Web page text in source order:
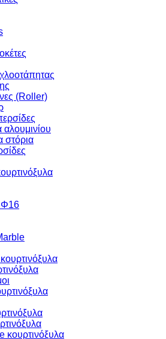
(Roller)
αλουμινίου
στόρια
κουρτινόξυλα